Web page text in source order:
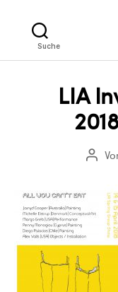
Suche
LIA